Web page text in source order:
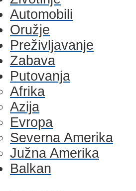
Automobili
Oružje
Preživljavanje
Zabava
Putovanja
Afrika
Azija
Evropa
Severna Amerika
Južna Amerika
Balkan